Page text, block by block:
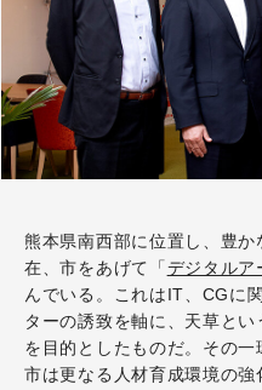
熊本県南西部に位置し、豊
在、市をあげて「デジタルア
んでいる。これはIT、CGに
ターの誘致を軸に、天草と
を目的としたものだ。その
市は更なる人材育成環境の強